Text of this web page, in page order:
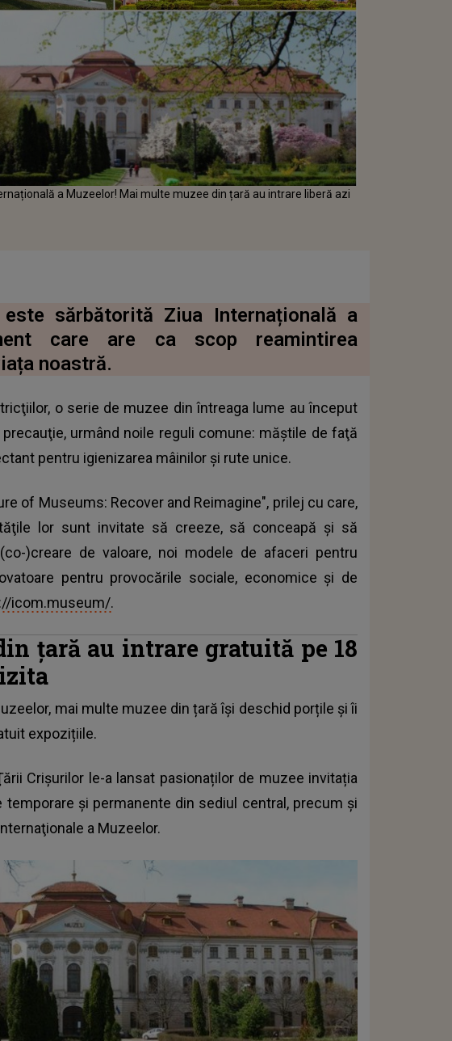
a Muzeelor! Mai multe muzee din țară au intrare liberă azi
sărbătorită Ziua Internațională a
care are ca scop reamintirea
noastră.
, o serie de muzee din întreaga lume au început
urmând noile reguli comune: măştile de faţă
pentru igienizarea mâinilor şi rute unice.
of Museums: Recover and Reimagine", prilej cu care,
lor sunt invitate să creeze, să conceapă şi să
)creare de valoare, noi modele de afaceri pentru
pentru provocările sociale, economice şi de
icom.museum/.
țară au intrare gratuită pe 18
mai multe muzee din țară își deschid porțile și îi
expozițiile.
Crişurilor le-a lansat pasionaților de muzee invitația
şi permanente din sediul central, precum şi
a Muzeelor.